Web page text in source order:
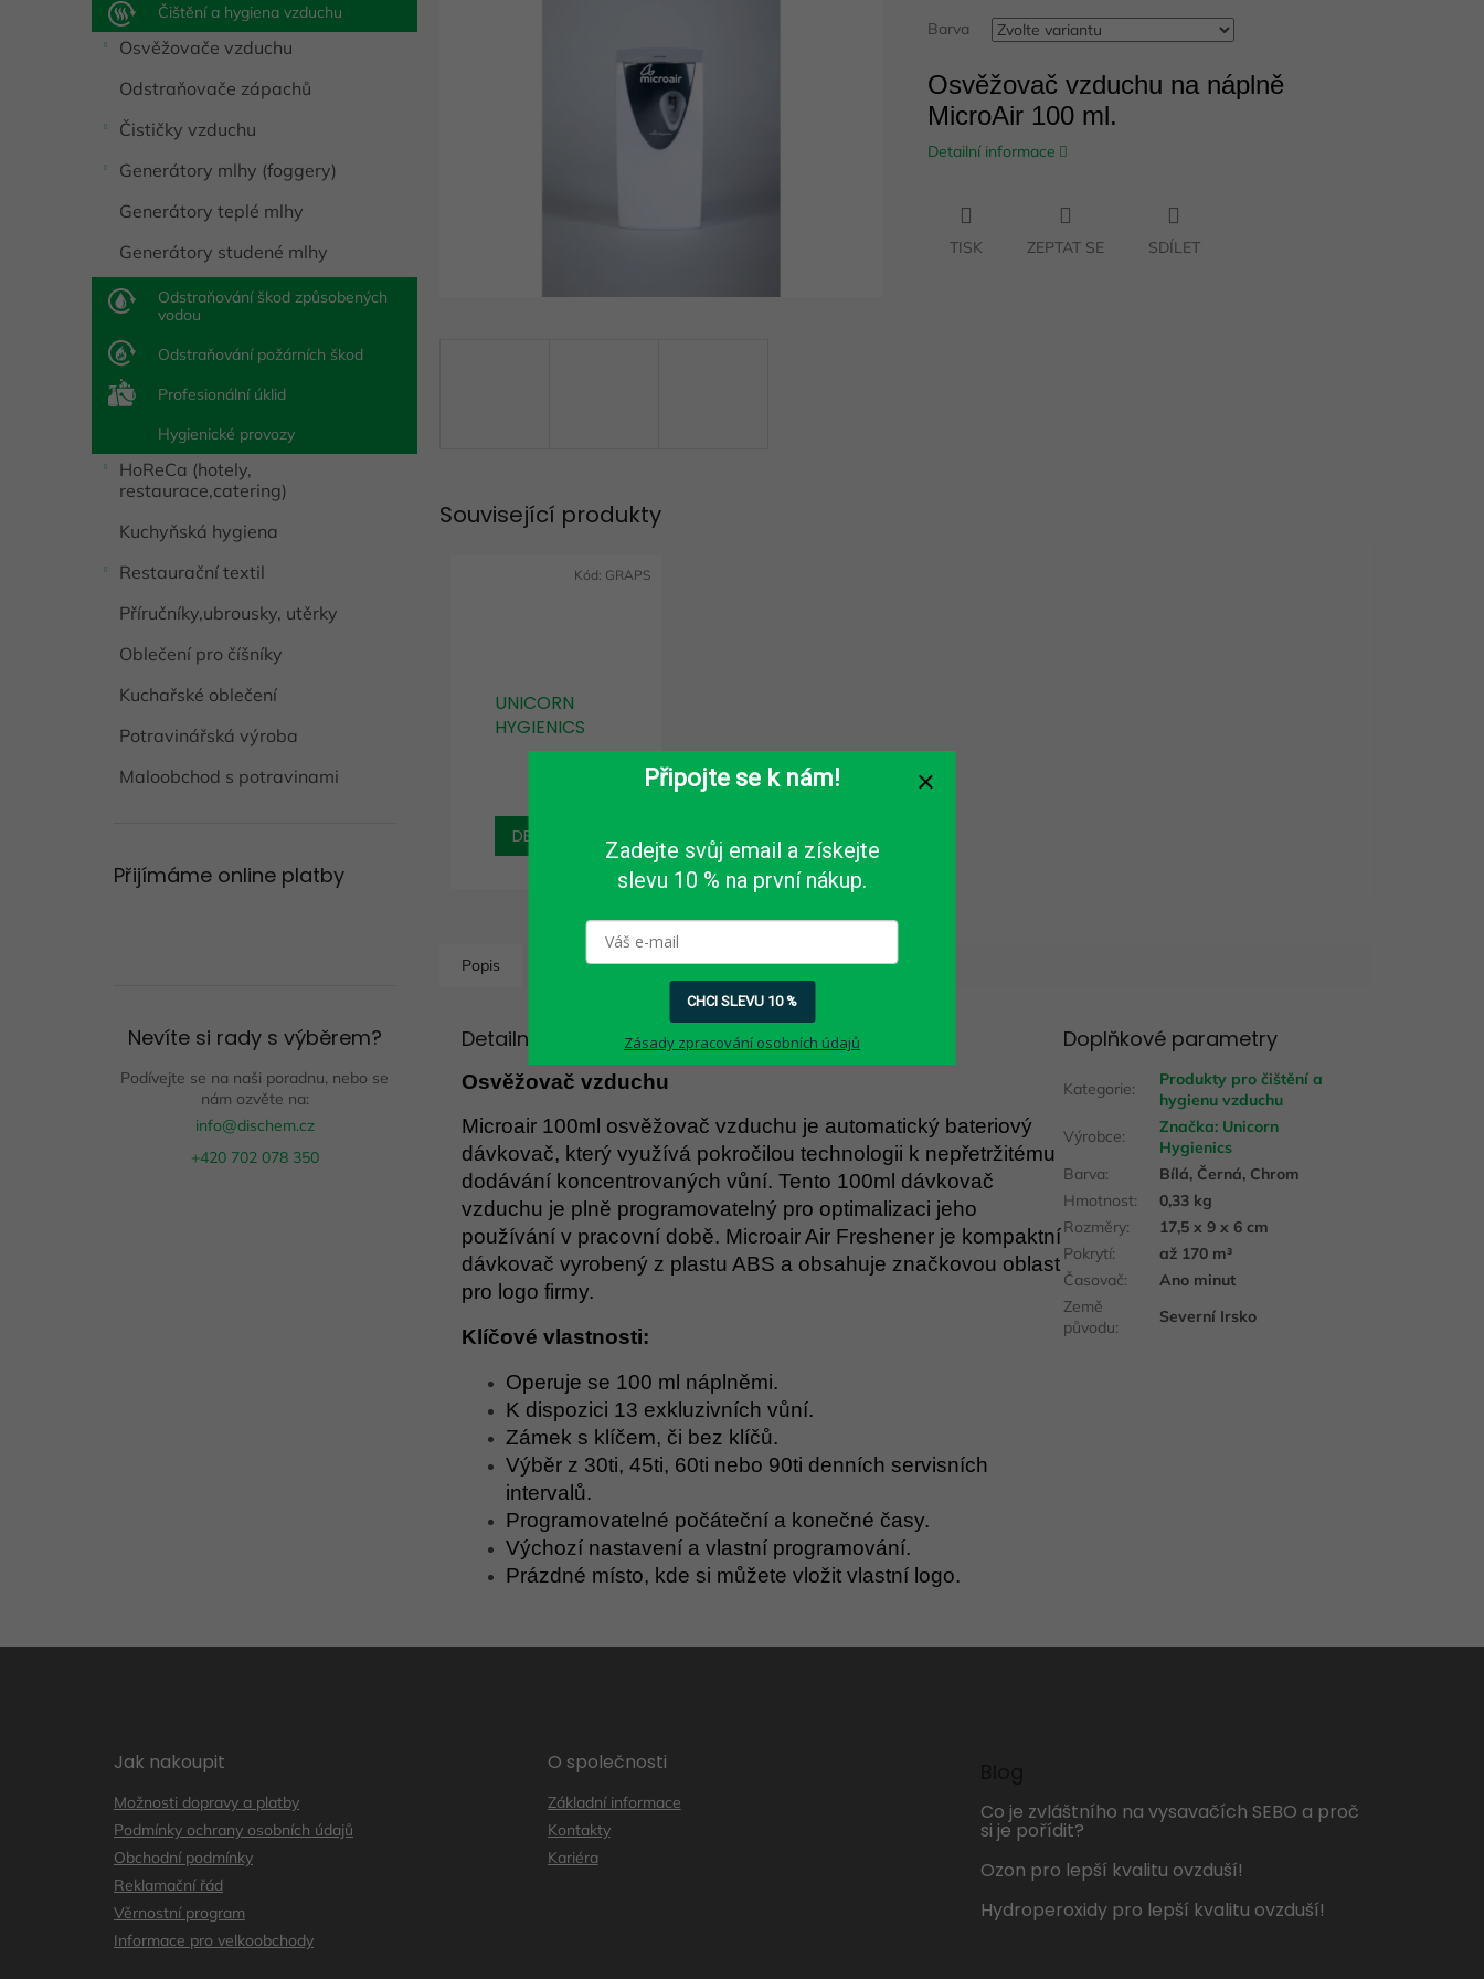
p
Čištění a hygiena vzduchu
Osvěžovače vzduchu
Odstraňovače zápachů
Čističky vzduchu
Generátory mlhy (foggery)
Generátory teplé mlhy
Generátory studené mlhy
Odstraňování škod způsobených
vodou
Odstraňování požárních škod
Profesionální úklid
Hygienické provozy
HoReCa (hotely,
restaurace,catering)
Kuchyňská hygiena
Restaurační textil
Příručníky,ubrousky, utěrky
Oblečení pro číšníky
Kuchařské oblečení
Potravinářská výroba
Maloobchod s potravinami
Přijímáme online platby
Nevíte si rady s výběrem?
Podívejte se na naši poradnu, nebo se
nám ozvěte na:
info@dischem.cz
+420 702 078 350
Barva
Osvěžovač vzduchu na náplně
MicroAir 100 ml.
Detailní informace
TISK ZEPTAT SE SDÍLET
Související produkty
UNICORN
HYGIENICS
vůně do
MicroAir 100
mlDETAIL
Kód: GRAPS
Popis Hodnocení Diskuze
Detailní popis produktu
Osvěžovač vzduchu
Microair 100ml osvěžovač vzduchu je automatický bateriový
dávkovač, který využívá pokročilou technologii k nepřetržitému
dodávání koncentrovaných vůní. Tento 100ml dávkovač
vzduchu je plně programovatelný pro optimalizaci jeho
používání v pracovní době. Microair Air Freshener je kompaktní
dávkovač vyrobený z plastu ABS a obsahuje značkovou oblast
pro logo firmy.
Klíčové vlastnosti:
Operuje se 100 ml náplněmi.
K dispozici 13 exkluzivních vůní.
Zámek s klíčem, či bez klíčů.
Výběr z 30ti, 45ti, 60ti nebo 90ti denních servisních
intervalů.
Programovatelné počáteční a konečné časy.
Výchozí nastavení a vlastní programování.
Prázdné místo, kde si můžete vložit vlastní logo.
Doplňkové parametry
Kategorie:
Produkty pro čištění a
hygienu vzduchu
Výrobce: Značka: Unicorn
Hygienics
Barva:
Bílá, Černá, Chrom
Hmotnost:
0,33 kg
Rozměry:
17,5 x 9 x 6 cm
Pokrytí:
až 170 m³
Časovač:
Ano minut
Země
původu:
Severní Irsko
Jak nakoupit
Možnosti dopravy a platby
Podmínky ochrany osobních údajů
Obchodní podmínky
Reklamační řád
Věrnostní program
Informace pro velkoobchody
O společnosti
Základní informace
Kontakty
Kariéra
Co je zvláštního na vysavačích SEBO a proč
si je pořídit?
Ozon pro lepší kvalitu ovzduší!
Hydroperoxidy pro lepší kvalitu ovzduší!
Připojte se k nám!
Zadejte svůj email a získejte
slevu 10 % na první nákup.
CHCI SLEVU 10 %
Zásady zpracování osobních údajů